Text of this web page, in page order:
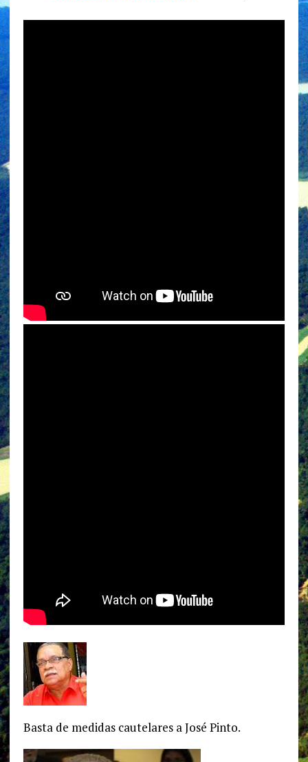
Basta de medidas cautelares a José Pinto.